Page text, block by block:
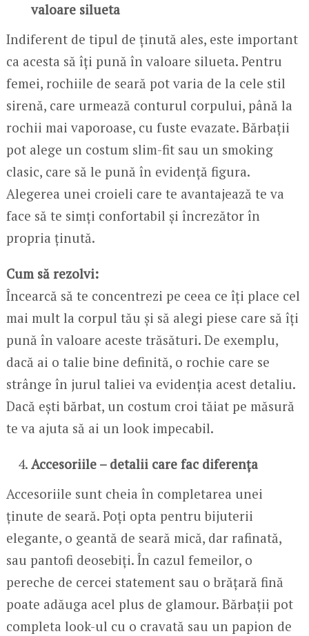
valoare silueta
Indiferent de tipul de ținută ales, este important
ca acesta să îți pună în valoare silueta. Pentru
femei, rochiile de seară pot varia de la cele stil
sirenă, care urmează conturul corpului, până la
rochii mai vaporoase, cu fuste evazate. Bărbații
pot alege un costum slim-fit sau un smoking
clasic, care să le pună în evidență figura.
Alegerea unei croieli care te avantajează te va
face să te simți confortabil și încrezător în
propria ținută.
Cum să rezolvi:
Încearcă să te concentrezi pe ceea ce îți place cel
mai mult la corpul tău și să alegi piese care să îți
pună în valoare aceste trăsături. De exemplu,
dacă ai o talie bine definită, o rochie care se
strânge în jurul taliei va evidenția acest detaliu.
Dacă ești bărbat, un costum croi tăiat pe măsură
te va ajuta să ai un look impecabil.
Accesoriile – detalii care fac diferența
Accesoriile sunt cheia în completarea unei
ținute de seară. Poți opta pentru bijuterii
elegante, o geantă de seară mică, dar rafinată,
sau pantofi deosebiți. În cazul femeilor, o
pereche de cercei statement sau o brățară fină
poate adăuga acel plus de glamour. Bărbații pot
completa look-ul cu o cravată sau un papion de